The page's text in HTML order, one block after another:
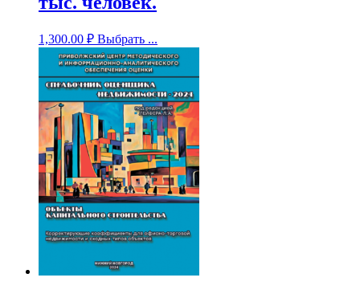
1,300.00 ₽ Выбрать ...